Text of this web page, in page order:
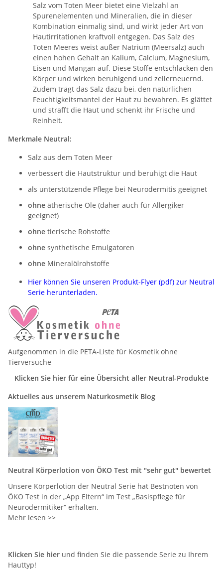
Salz vom Toten Meer bietet eine Vielzahl an
Spurenelementen und Mineralien, die in dieser
Kombination einmalig sind, und wirkt jeder Art von
Hautirritationen kraftvoll entgegen. Das Salz des
Toten Meeres weist außer Natrium (Meersalz) auch
einen hohen Gehalt an Kalium, Calcium, Magnesium,
Eisen und Mangan auf. Diese Stoffe entschlacken den
Körper und wirken beruhigend und zellerneuernd.
Zudem trägt das Salz dazu bei, den natürlichen
Feuchtigkeitsmantel der Haut zu bewahren. Es glättet
und strafft die Haut und schenkt ihr Frische und
Reinheit.
Merkmale Neutral:
Salz aus dem Toten Meer
verbessert die Hautstruktur und beruhigt die Haut
als unterstützende Pflege bei Neurodermitis geeignet
ohne ätherische Öle (daher auch für Allergiker
geeignet)
ohne tierische Rohstoffe
ohne synthetische Emulgatoren
ohne Mineralölrohstoffe
Hier können Sie unseren Produkt-Flyer (pdf) zur Neutral
Serie herunterladen.
Aufgenommen in die PETA-Liste für Kosmetik ohne
Tierversuche
Klicken Sie hier für eine Übersicht aller Neutral-Produkte
Aktuelles aus unserem Naturkosmetik Blog
Neutral Körperlotion von ÖKO Test mit "sehr gut" bewertet
Unsere Körperlotion der Neutral Serie hat Bestnoten von
ÖKO Test in der „App Eltern“ im Test „Basispflege für
Neurodermitiker“ erhalten.
Mehr lesen >>
Klicken Sie hier und finden Sie die passende Serie zu Ihrem
Hauttyp!